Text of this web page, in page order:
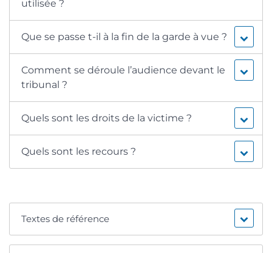
utilisée ?
Que se passe t-il à la fin de la garde à vue ?
Comment se déroule l’audience devant le
tribunal ?
Quels sont les droits de la victime ?
Quels sont les recours ?
Textes de référence